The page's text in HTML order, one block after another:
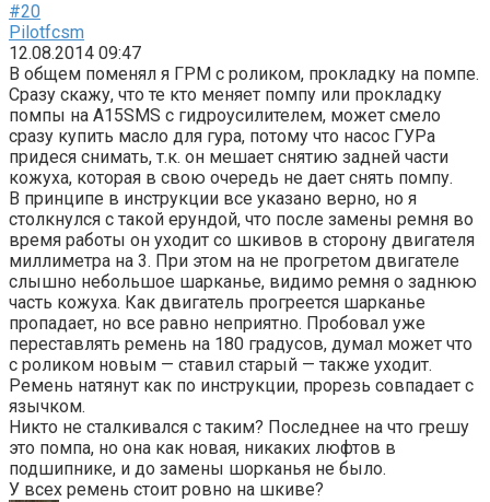
#20
Pilotfcsm
12.08.2014 09:47
В общем поменял я ГРМ с роликом, прокладку на помпе.
Сразу скажу, что те кто меняет помпу или прокладку
помпы на А15SMS с гидроусилителем, может смело
сразу купить масло для гура, потому что насос ГУРа
придеся снимать, т.к. он мешает снятию задней части
кожуха, которая в свою очередь не дает снять помпу.
В принципе в инструкции все указано верно, но я
столкнулся с такой ерундой, что после замены ремня во
время работы он уходит со шкивов в сторону двигателя
миллиметра на 3. При этом на не прогретом двигателе
слышно небольшое шарканье, видимо ремня о заднюю
часть кожуха. Как двигатель прогреется шарканье
пропадает, но все равно неприятно. Пробовал уже
переставлять ремень на 180 градусов, думал может что
с роликом новым — ставил старый — также уходит.
Ремень натянут как по инструкции, прорезь совпадает с
язычком.
Никто не сталкивался с таким? Последнее на что грешу
это помпа, но она как новая, никаких люфтов в
подшипнике, и до замены шорканья не было.
У всех ремень стоит ровно на шкиве?